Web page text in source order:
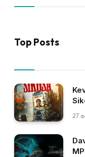
Top Posts
27